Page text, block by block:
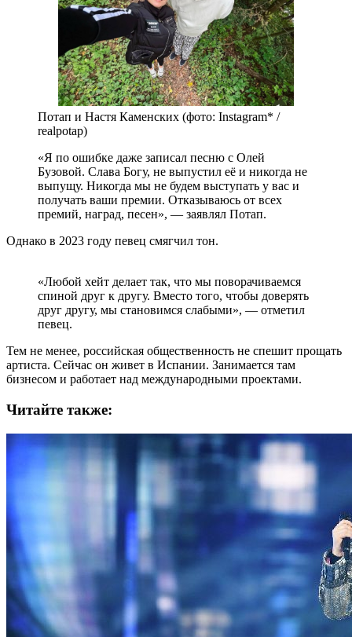
Потап и Настя Каменских (фото: Instagram* /
realpotap)
«Я по ошибке даже записал песню с Олей
Бузовой. Слава Богу, не выпустил её и никогда не
выпущу. Никогда мы не будем выступать у вас и
получать ваши премии. Отказываюсь от всех
премий, наград, песен», — заявлял Потап.
Однако в 2023 году певец смягчил тон.
«Любой хейт делает так, что мы поворачиваемся
спиной друг к другу. Вместо того, чтобы доверять
друг другу, мы становимся слабыми», — отметил
певец.
Тем не менее, российская общественность не спешит прощать
артиста. Сейчас он живет в Испании. Занимается там
бизнесом и работает над международными проектами.
Читайте также: